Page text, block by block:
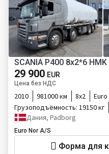
SCANIA P400 8x2*6
29 900 EUR
Цена без НДС
2010 981000 км 8х2 Euro
Грузоподъёмность: 19150 кг
Дания, Padborg
Euro Nor A/S
Форма для